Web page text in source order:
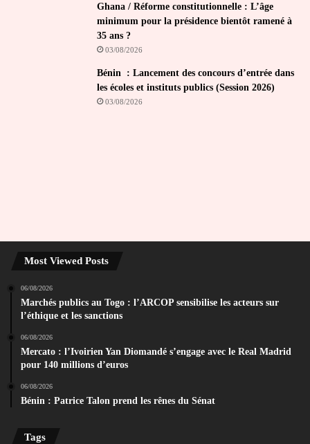
Ghana / Réforme constitutionnelle : L’âge
minimum pour la présidence bientôt ramené à
35 ans ?
03/08/2026
Bénin : Lancement des concours d’entrée dans
les écoles et instituts publics (Session 2026)
03/08/2026
Most Viewed Posts
06/08/2026
Marchés publics au Togo : l’ARCOP sensibilise les acteurs sur
l’éthique et les sanctions
06/08/2026
Mercato : l’Ivoirien Yan Diomandé s’engage avec le Real Madrid
pour 140 millions d’euros
06/08/2026
Bénin : Patrice Talon prend les rênes du Sénat
Tags